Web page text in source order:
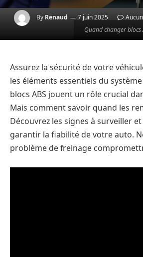
Quand changer blocs
By Renaud 7 juin 2025
Assurez la sécurité de votre
les éléments essentiels du
blocs ABS jouent un rôle crucial
Mais comment savoir quand les
Découvrez les signes à surveiller
garantir la fiabilité de votre auto.
problème de freinage